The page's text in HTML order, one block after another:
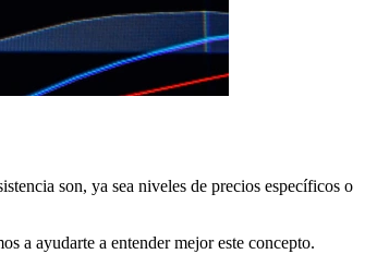
son, ya sea niveles de precios específicos o
a ayudarte a entender mejor este concepto.